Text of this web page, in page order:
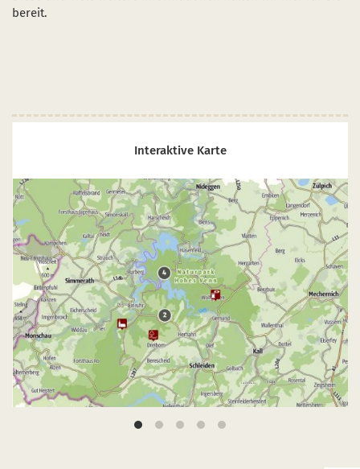
Start- und Treff-Punkte
sich im neuen Fenster
öffnet sich im neuen Fenster
Link öffnet sich im neuen Fenster
bereit.
Interaktive Karte